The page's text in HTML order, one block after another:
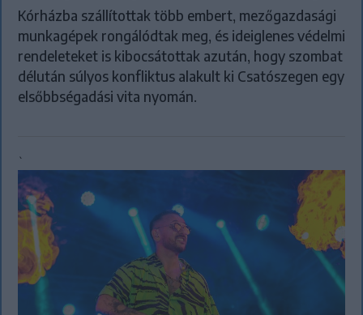
Kórházba szállítottak több embert, mezőgazdasági
munkagépek rongálódtak meg, és ideiglenes védelmi
rendeleteket is kibocsátottak azután, hogy szombat
délután súlyos konfliktus alakult ki Csatószegen egy
elsőbbségadási vita nyomán.
`